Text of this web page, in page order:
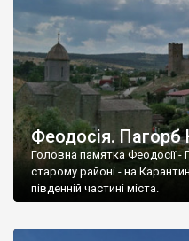
Феодосія. Пагорб
Головна памятка Феодосії -
старому районі - на
південній частині міста.